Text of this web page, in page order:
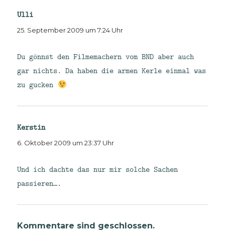
Ulli
25. September 2009 um 7:24 Uhr
Du gönnst den Filmemachern vom BND aber auch
gar nichts. Da haben die armen Kerle einmal was
zu gucken
Kerstinsagt:
6. Oktober 2009 um 23:37 Uhr
Und ich dachte das nur mir solche Sachen
passieren….
Kommentare sind geschlossen.